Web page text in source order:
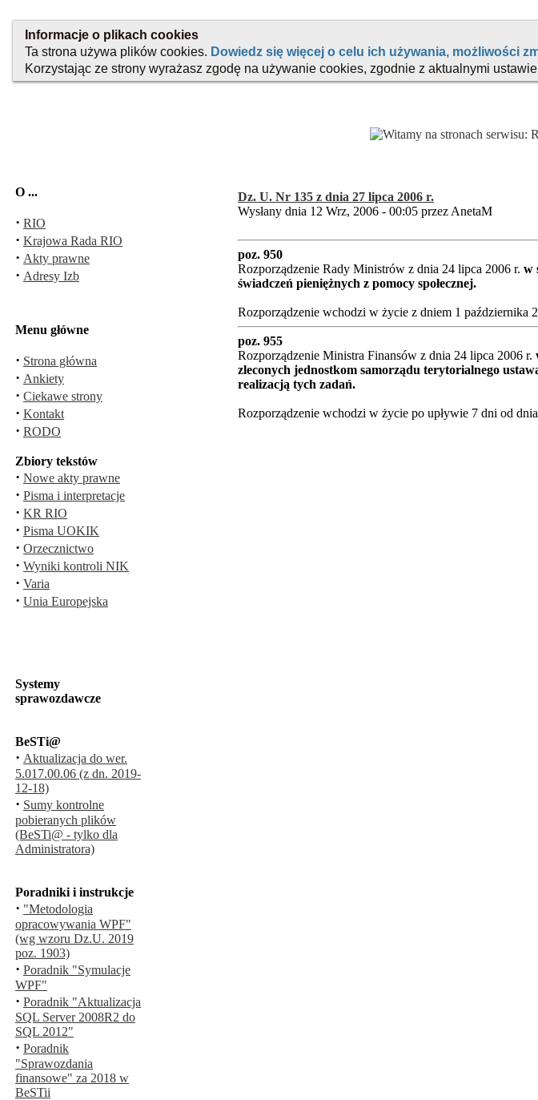
O ...
· RIO
· Krajowa Rada RIO
· Akty prawne
· Adresy Izb
Menu główne
· Strona główna
· Ankiety
· Ciekawe strony
· Kontakt
· RODO
Zbiory tekstów
· Nowe akty prawne
· Pisma i interpretacje
· KR RIO
· Pisma UOKIK
· Orzecznictwo
· Wyniki kontroli NIK
· Varia
· Unia Europejska
Systemy
sprawozdawcze
BeSTi@
· Aktualizacja do wer.
5.017.00.06 (z dn. 2019-
12-18)
· Sumy kontrolne
pobieranych plików
(BeSTi@ - tylko dla
Administratora)
Poradniki i instrukcje
· "Metodologia
opracowywania WPF"
(wg wzoru Dz.U. 2019
poz. 1903)
· Poradnik "Symulacje
WPF"
· Poradnik "Aktualizacja
SQL Server 2008R2 do
SQL 2012"
· Poradnik
"Sprawozdania
finansowe" za 2018 w
BeSTii
Dz. U. Nr 135 z dnia 27 lipca 2006 r.
Wysłany dnia 12 Wrz, 2006 - 00:05 przez AnetaM
poz. 950
Rozporządzenie Rady Ministrów z dnia 24 lipca 2006 r. w
świadczeń pieniężnych z pomocy społecznej.
Rozporządzenie wchodzi w życie z dniem 1 października
poz. 955
Rozporządzenie Ministra Finansów z dnia 24 lipca 2006 r.
zleconych jednostkom samorządu terytorialnego
realizacją tych zadań.
Rozporządzenie wchodzi w życie po upływie 7 dni od dnia